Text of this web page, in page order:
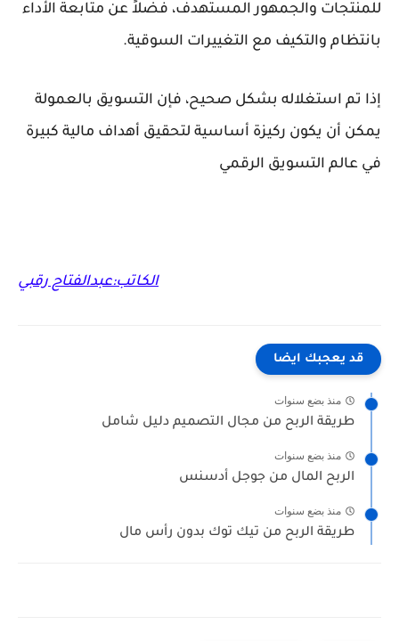
للمنتجات والجمهور المستهدف، فضلاً عن متابعة الأداء
بانتظام والتكيف مع التغييرات السوقية.
إذا تم استغلاله بشكل صحيح، فإن التسويق بالعمولة
يمكن أن يكون ركيزة أساسية لتحقيق أهداف مالية كبيرة
في عالم التسويق الرقمي
الكاتب:عبدالفتاح رقبي
قد يعجبك ايضا
منذ بضع سنوات
طريقة الربح من مجال التصميم دليل شامل
منذ بضع سنوات
الربح المال من جوجل أدسنس
منذ بضع سنوات
طريقة الربح من تيك توك بدون رأس مال